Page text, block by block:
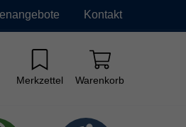
Kontakt
Merkzettel Warenkorb